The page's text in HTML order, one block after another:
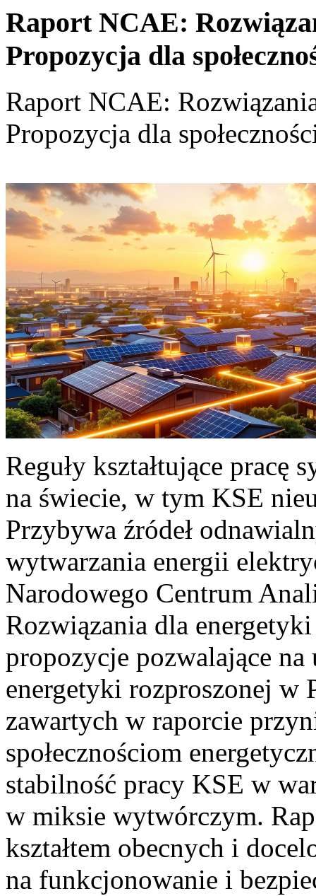
Raport NCAE:
Propozycja dla
Raport NCAE:
Propozycja dla
Reguły kształtujące pracę
na świecie, w tym KSE
Przybywa źródeł
wytwarzania energii
Narodowego Centrum
Rozwiązania dla
propozycje pozwalające
energetyki rozproszonej w
zawartych w raporcie
społecznościom
stabilność pracy KSE w
w miksie wytwórczym.
kształtem obecnych i
na funkcjonowanie i